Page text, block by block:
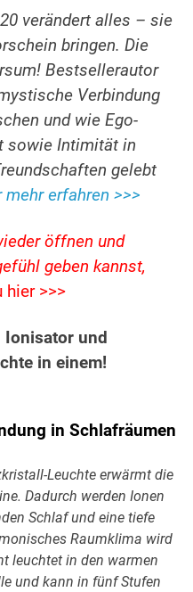
verändert alles – sie
bringen. Die
Bestsellerautor
Verbindung
und wie Ego-
sowie Intimität in
gelebt
mehr erfahren >>>
öffnen und
geben kannst,
hier >>>
Ionisator und
in einem!
in Schlafräumen
Leuchte erwärmt die
Dadurch werden Ionen
Schlaf und eine tiefe
Raumklima wird
leuchtet in den warmen
und kann in fünf Stufen